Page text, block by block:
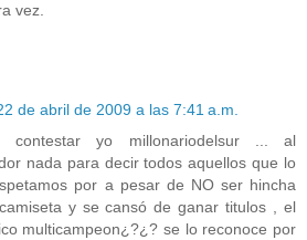
vez.
de abril de 2009 a las 7:41 a.m.
yo millonariodelsur ... al
nada para decir todos aquellos que lo
por a pesar de NO ser hincha
y se cansó de ganar titulos , el
multicampeon¿?¿? se lo reconoce por